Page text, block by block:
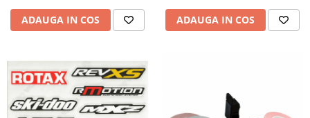
ADAUGA IN COS ADAUGA IN COS